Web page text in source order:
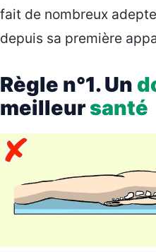
fait de nombreux
depuis sa première
Règle n°1. Un
meilleursanté